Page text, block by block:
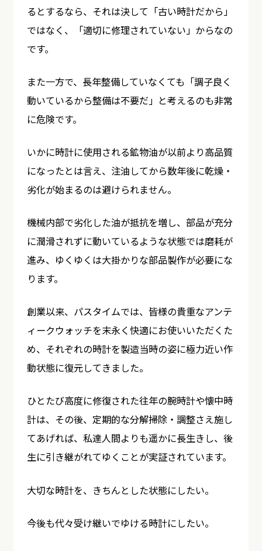
るとするなら、それは決して「古い時計だから」
ではなく、「適切に修理されていない」からなの
です。
また一方で、長年整備していなくても「調子良く
動いているから整備は不要だ」と考えるのも非常
に危険です。
いかに時計に使用される鉱物油が以前より高品質
になったとは言え、注油してから数年後に乾燥・
劣化が始まるのは避けられません。
機械内部で劣化した油が抵抗を増し、部品が充分
に潤滑されずに動いているような状態では磨耗が
進み、ゆくゆくは大掛かりな部品製作が必要にな
ります。
創業以来、パスタイムでは、皆様の貴重なアンテ
ィークウォッチを末永く快適にお使いいただくた
め、それぞれの時計を製造当時の姿に極力近い作
動状態に復元してきました。
ひとたび高度に修復された往年の腕時計や懐中時
計は、その後、定期的な分解掃除・調整さえ施し
てあげれば、私達人間よりも遥かに長生きし、後
生に引き継がれてゆくことが実証されています。
大切な時計を、きちんとした状態にしたい。
今後も代々受け継いでゆける時計にしたい。